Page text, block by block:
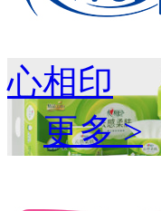
心相印
更多 >